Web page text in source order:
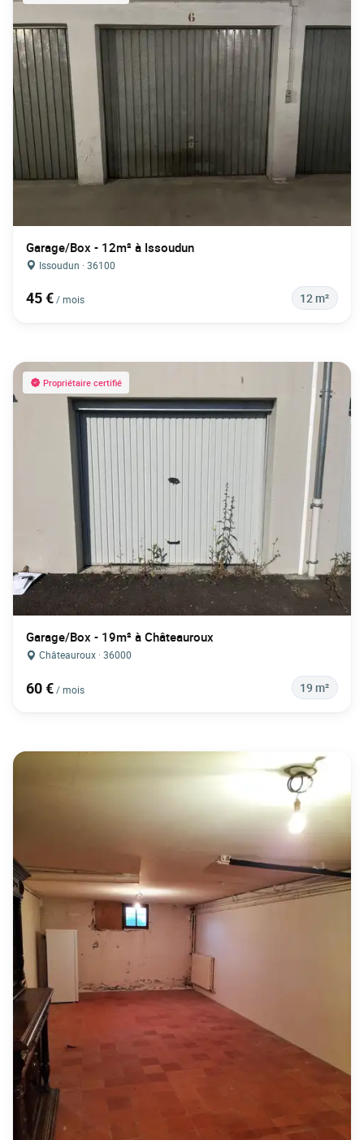
Garage/Box - 12m² à Issoudun
Issoudun · 36100
45 €/ mois 12 m²
Propriétaire certifié
Garage/Box - 19m² à Châteauroux
Châteauroux · 36000
60 €/ mois 19 m²